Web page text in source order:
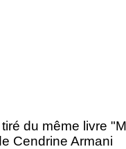
du même livre
Cendrine Armani